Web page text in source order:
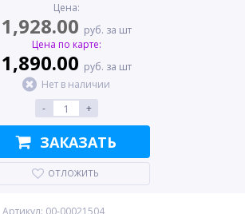
Цена:
1,928.00 руб. за шт
Цена по карте:
1,890.00 руб. за шт
Нет в наличии
-
+
ЗАКАЗАТЬ
ОТЛОЖИТЬ
Артикул: 00-00021504